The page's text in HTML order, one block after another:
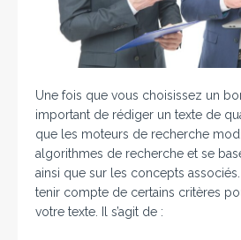
Une fois que vous choisissez un
important de rédiger un texte de
que les moteurs de recherche
algorithmes de recherche et se
ainsi que sur les concepts
tenir compte de certains critères
votre texte. Il s’agit de :